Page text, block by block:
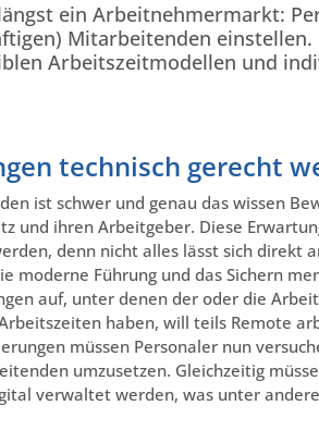
ein Arbeitnehmermarkt:
Mitarbeitenden
Arbeitszeitmodellen und
technisch gerecht
ist schwer und genau das wissen
und ihren Arbeitgeber. Diese
denn nicht alles lässt sich direkt
moderne Führung und das Sichern
auf, unter denen der oder die
haben, will teils Remote
müssen Personaler nun
umzusetzen. Gleichzeitig
verwaltet werden, was unter